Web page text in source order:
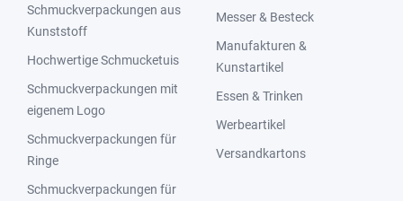
Schmuckverpackungen aus
Kunststoff
Hochwertige Schmucketuis
Schmuckverpackungen mit
eigenem Logo
Schmuckverpackungen für
Ringe
Schmuckverpackungen für
Messer & Besteck
Manufakturen &
Kunstartikel
Essen & Trinken
Werbeartikel
Versandkartons